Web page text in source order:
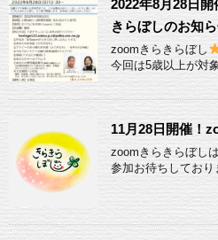
2022年8月28日
きらぼしのお知
zoomきらきらぼし
今回は5歳以上が対
11月28日開催！
zoomきらきらぼし
参加お待ちしてお